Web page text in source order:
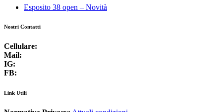
Esposito 38 open – Novità
Nostri Contatti
Cellulare:
Mail:
IG:
FB:
Link Utili